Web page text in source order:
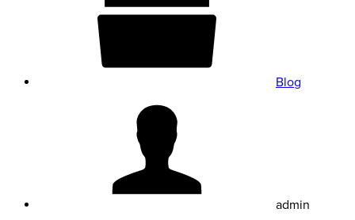
Blog
admin